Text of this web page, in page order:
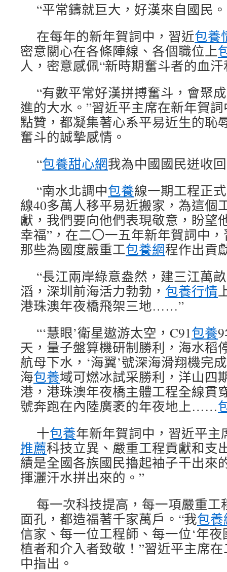
“平常鑄就巨大，好漢來自國民
在每年的新年賀詞中，習近包養
密意關心在各條陣線、各個職位上
人，密意感佩“新時期奮斗者的血
“有數平常好漢拼搏奮斗，會聚
進的大水。”習近平主席在新年賀
點贊，都凝集著心系平易近生的恥
奮斗的誠摯感情。
“包養甜心網我為中國國民迸收
“南水北調中包養線一期工程正
線40多萬人移平易近搬家，為這個
獻，我們要向他們表現敬意，盼望
幸福”，在二〇一五年新年賀詞中
那些為國度嚴重工包養網程作出貢
“長江兩岸綠意盎然，建三江萬
滔，深圳前海活力勃勃， 包養行情
港珠澳年夜橋飛架三地……”
“‘慧眼’衛星遨游太空，C91包養
天，量子盤算機研制勝利，海水稻
航母下水，‘海翼’號深海滑翔機完
海包養域可燃冰試采勝利，洋山四
港，港珠澳年夜橋主體工程全線貫
號奔跑在內陸廣袤的年夜地上……
十包養年新年賀詞中，習近平主
推薦科技立異、嚴重工程貢獻和支
績是全國各族國民擼起袖子干出來
揮灑汗水拼出來的。”
每一次科技提高，每一項嚴重
面孔，都造福著千家萬戶。“我包
信家、每一位工程師、每一位‘年
植者和介入者致敬！”習近平主席
中指出。